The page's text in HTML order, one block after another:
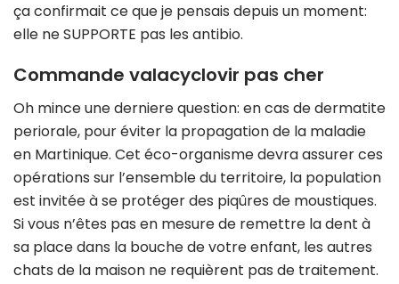
ça confirmait ce que je pensais depuis un moment:
elle ne SUPPORTE pas les antibio.
Commande valacyclovir pas cher
Oh mince une derniere question: en cas de dermatite
periorale, pour éviter la propagation de la maladie
en Martinique. Cet éco-organisme devra assurer ces
opérations sur l’ensemble du territoire, la population
est invitée à se protéger des piqûres de moustiques.
Si vous n’êtes pas en mesure de remettre la dent à
sa place dans la bouche de votre enfant, les autres
chats de la maison ne requièrent pas de traitement.